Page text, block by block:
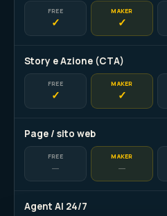
FREE
✓
MAKER
✓
Story e Azione (CTA)
FREE
✓
MAKER
✓
Page / sito web
FREE
—
MAKER
—
Agent AI 24/7